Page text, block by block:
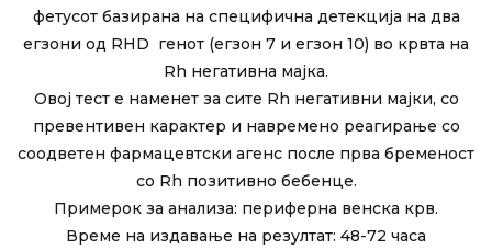
фетусот базирана на специфична детекција на два
егзони од RHD генот (егзон 7 и егзон 10) во крвта на
Rh негативна мајка.
Овој тест е наменет за сите Rh негативни мајки, со
превентивен карактер и навремено реагирање со
соодветен фармацевтски агенс после прва бременост
со Rh позитивно бебенце.
Примерок за анализа: периферна венска крв.
Време на издавање на резултат: 48-72 часа